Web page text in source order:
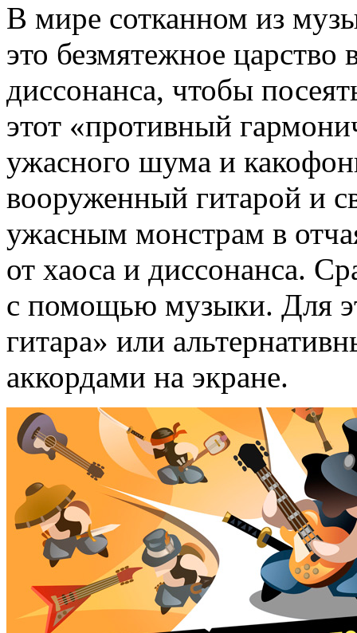
В мире сотканном из
это безмятежное
диссонанса, чтобы
этот «противный
ужасного шума и
вооруженный гитарой и
ужасным монстрам в
от хаоса и диссонанса.
с помощью музыки. Для
гитара» или
аккордами на экране.